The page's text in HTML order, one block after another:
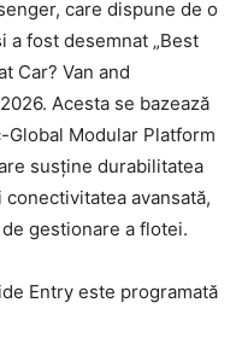
care dispune de o
fost desemnat „Best
Car? Van and
Acesta se bazează
Global Modular Platform
susține durabilitatea
avansată,
gestionare a flotei.
Entry este programată